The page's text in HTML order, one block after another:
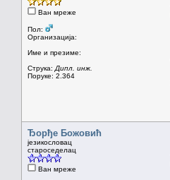
Ван мреже
Пол:
Организација:
Име и презиме:
Струка: Дипл. инж.
Поруке: 2.364
Ђорђе Божовић
језикословац
староседелац
Ван мреже